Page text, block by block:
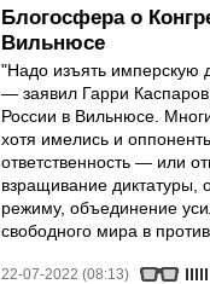
Блогосфера о
Вильнюсе
"Надо изъять имперскую
— заявил Гарри
России в Вильнюсе.
хотя имелись и
ответственность — или
взращивание диктатуры,
режиму, объединение
свободного мира в
22-07-2022 (08:13)